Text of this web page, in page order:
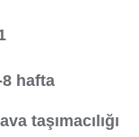
8 hafta
taşımacılığı